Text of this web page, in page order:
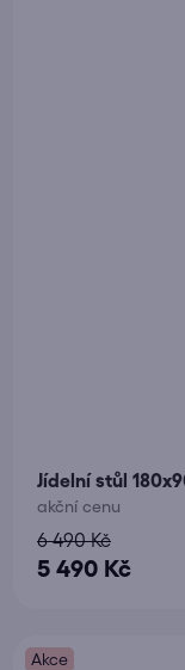
Jídelní stůl
akční cenu
5 490 Kč
6 490 Kč
Akce